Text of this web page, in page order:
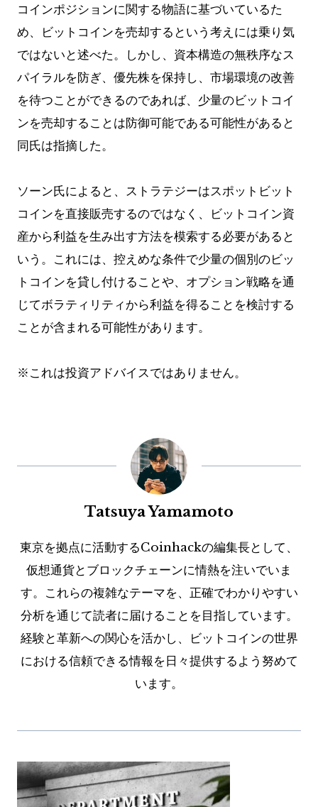
コインポジションに関する物語に基づいているた
め、ビットコインを売却するという考えには乗り気
ではないと述べた。しかし、資本構造の無秩序なス
パイラルを防ぎ、優先株を保持し、市場環境の改善
を待つことができるのであれば、少量のビットコイ
ンを売却することは防御可能である可能性があると
同氏は指摘した。
ソーン氏によると、ストラテジーはスポットビット
コインを直接販売するのではなく、ビットコイン資
産から利益を生み出す方法を模索する必要があると
いう。これには、控えめな条件で少量の個別のビッ
トコインを貸し付けることや、オプション戦略を通
じてボラティリティから利益を得ることを検討する
ことが含まれる可能性があります。
※これは投資アドバイスではありません。
Tatsuya Yamamoto
東京を拠点に活動するCoinhackの編集長として、
仮想通貨とブロックチェーンに情熱を注いでいま
す。これらの複雑なテーマを、正確でわかりやすい
分析を通じて読者に届けることを目指しています。
経験と革新への関心を活かし、ビットコインの世界
における信頼できる情報を日々提供するよう努めて
います。